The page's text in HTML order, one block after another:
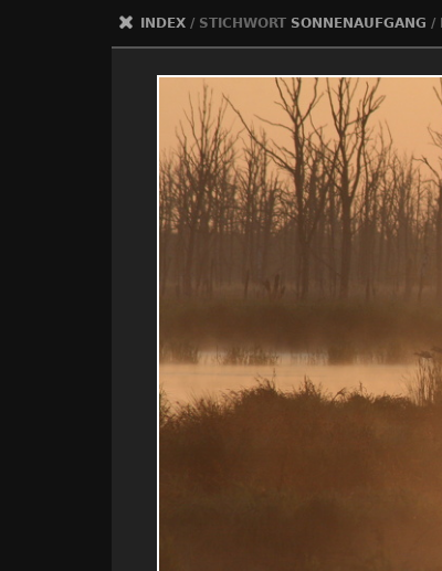
INDEX/ STICHWORT SONNENAUFGANG /